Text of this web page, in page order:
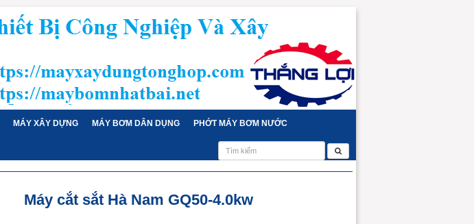
MÁY XÂY DỰNG MÁY BƠM DÂN DỤNG PHỚT MÁY BƠM NƯỚC
Máy cắt sắt Hà Nam GQ50-4.0kw